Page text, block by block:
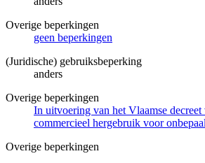
Overige beperkingen
geen beperkingen
(Juridische) gebruiksbeperking
anders
Overige beperkingen
In uitvoering van het Vlaamse
commercieel hergebruik voor
Overige beperkingen